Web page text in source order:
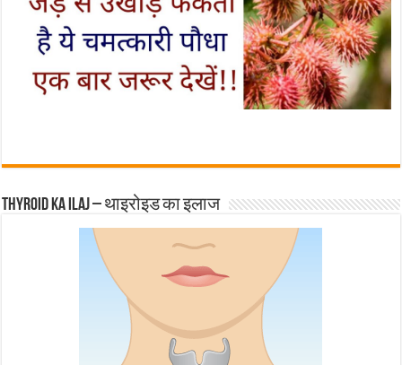
Thyroid ka ilaj – थाइरोइड का इलाज